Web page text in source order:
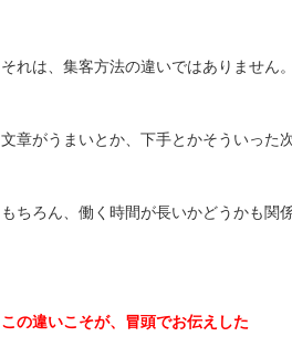
それは、集客方法の違いではありません。
文章がうまいとか、下手とかそういった
もちろん、働く時間が長いかどうかも関
この違いこそが、冒頭でお伝えした